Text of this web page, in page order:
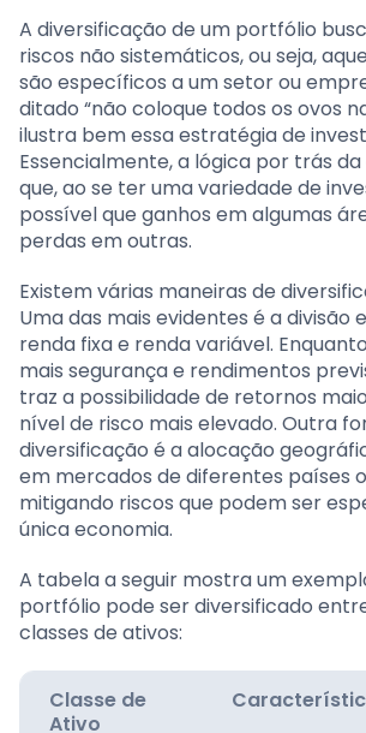
A diversificação de um portfólio
riscos não sistemáticos, ou seja,
são específicos a um setor ou
ditado “não coloque todos os ovos
ilustra bem essa estratégia de
Essencialmente, a lógica por trás
que, ao se ter uma variedade de
possível que ganhos em algumas
perdas em outras.
Existem várias maneiras de
Uma das mais evidentes é a divisão
renda fixa e renda variável.
mais segurança e rendimentos
traz a possibilidade de retornos
nível de risco mais elevado. Outra
diversificação é a alocação
em mercados de diferentes países
mitigando riscos que podem ser
única economia.
A tabela a seguir mostra um
portfólio pode ser diversificado
classes de ativos:
Classe de
Ativo